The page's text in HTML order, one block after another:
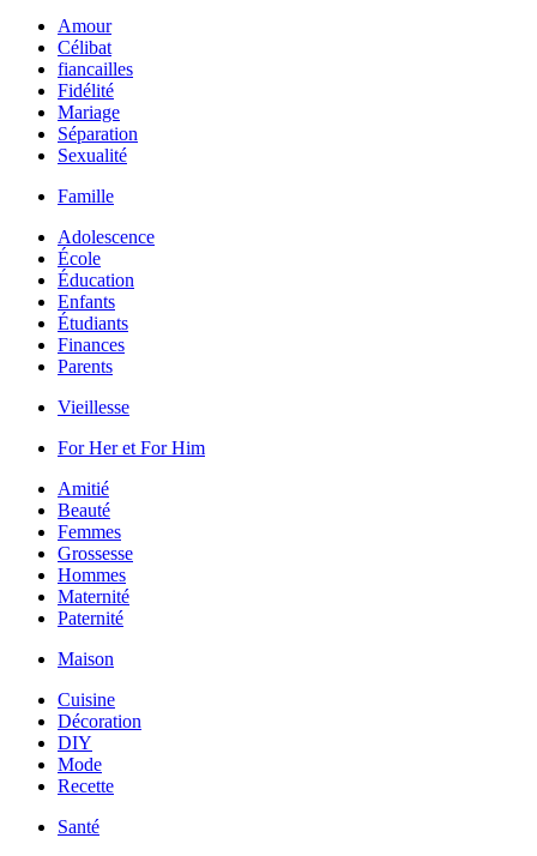
Amour
Célibat
fiancailles
Fidélité
Mariage
Séparation
Sexualité
Famille
Adolescence
École
Éducation
Enfants
Étudiants
Finances
Parents
Vieillesse
For Her et For Him
Amitié
Beauté
Femmes
Grossesse
Hommes
Maternité
Paternité
Maison
Cuisine
Décoration
DIY
Mode
Recette
Santé